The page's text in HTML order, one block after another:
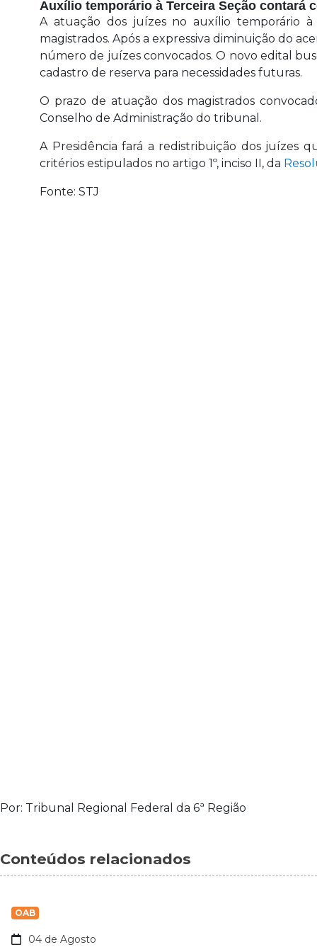
Auxílio temporário à Terceira Seção contará
A atuação dos juízes no auxílio temporário
magistrados. Após a expressiva diminuição do
número de juízes convocados. O novo edital
cadastro de reserva para necessidades futuras.
O prazo de atuação dos magistrados
Conselho de Administração do tribunal.
A Presidência fará a redistribuição dos juízes
critérios estipulados no artigo 1º, inciso II, da
Fonte: STJ
Por: Tribunal Regional Federal da 6ª Região
Conteúdos relacionados
OAB
04 de Agosto